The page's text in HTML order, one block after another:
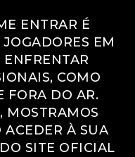
ENTRAR É
EM
COMO
FORA DO AR.
MOSTRAMOS
ACEDER À SUA
SITE OFICIAL